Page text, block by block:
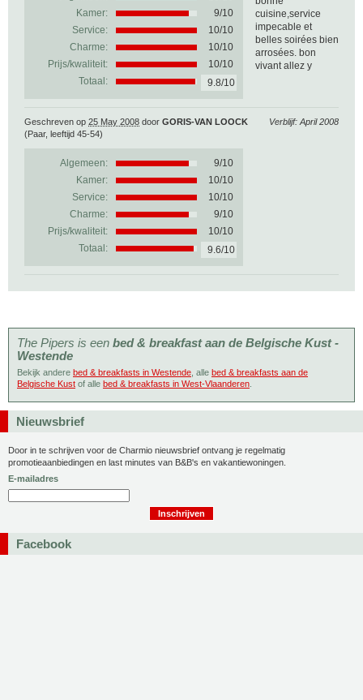
Kamer:
9/10
Service:
10/10
Charme:
10/10
Prijs/kwaliteit:
10/10
Totaal:
9.8/10
cuisine,service
impecable et
belles soirées bien
arrosées. bon
vivant allez y
Verblijf: April 2008
Geschreven op 25 May 2008 door GORIS-VAN LOOCK
(Paar, leeftijd 45-54)
Algemeen: 9/10
Kamer:
10/10
Service:
10/10
Charme:
9/10
Prijs/kwaliteit:
10/10
Totaal:
9.6/10
The Pipers is een bed & breakfast aan de Belgische Kust -
Westende
Bekijk andere bed & breakfasts in Westende , alle bed & breakfasts aan de
Belgische Kust of alle bed & breakfasts in West-Vlaanderen
Nieuwsbrief
Door in te schrijven voor de Charmio nieuwsbrief ontvang je regelmatig
promotieaanbiedingen en last minutes van B&B's en vakantiewoningen.
E-mailadres
Facebook